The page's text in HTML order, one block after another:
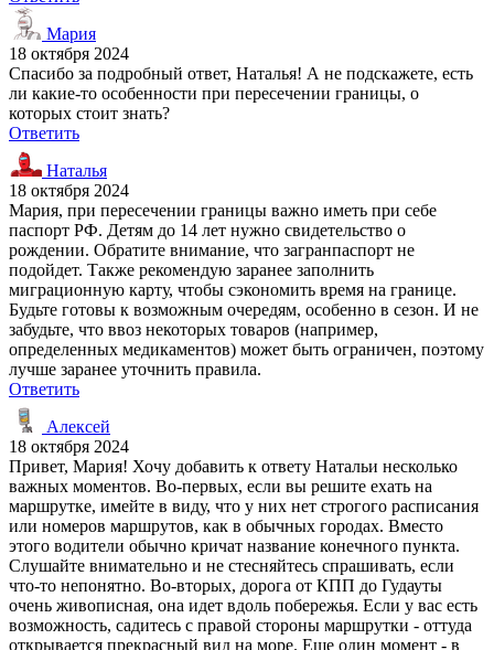
Мария
18 октября 2024
Спасибо за подробный ответ, Наталья! А не подскажете, есть
ли какие-то особенности при пересечении границы, о
которых стоит знать?
Ответить
Наталья
18 октября 2024
Мария, при пересечении границы важно иметь при себе
паспорт РФ. Детям до 14 лет нужно свидетельство о
рождении. Обратите внимание, что загранпаспорт не
подойдет. Также рекомендую заранее заполнить
миграционную карту, чтобы сэкономить время на границе.
Будьте готовы к возможным очередям, особенно в сезон. И не
забудьте, что ввоз некоторых товаров (например,
определенных медикаментов) может быть ограничен, поэтому
лучше заранее уточнить правила.
Ответить
Алексей
18 октября 2024
Привет, Мария! Хочу добавить к ответу Натальи несколько
важных моментов. Во-первых, если вы решите ехать на
маршрутке, имейте в виду, что у них нет строгого расписания
или номеров маршрутов, как в обычных городах. Вместо
этого водители обычно кричат название конечного пункта.
Слушайте внимательно и не стесняйтесь спрашивать, если
что-то непонятно. Во-вторых, дорога от КПП до Гудауты
очень живописная, она идет вдоль побережья. Если у вас есть
возможность, садитесь с правой стороны маршрутки - оттуда
открывается прекрасный вид на море. Еще один момент - в